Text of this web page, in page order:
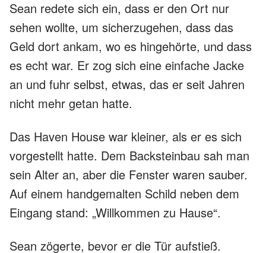
Sean redete sich ein, dass er den Ort nur
sehen wollte, um sicherzugehen, dass das
Geld dort ankam, wo es hingehörte, und dass
es echt war. Er zog sich eine einfache Jacke
an und fuhr selbst, etwas, das er seit Jahren
nicht mehr getan hatte.
Das Haven House war kleiner, als er es sich
vorgestellt hatte. Dem Backsteinbau sah man
sein Alter an, aber die Fenster waren sauber.
Auf einem handgemalten Schild neben dem
Eingang stand: „Willkommen zu Hause“.
Sean zögerte, bevor er die Tür aufstieß.